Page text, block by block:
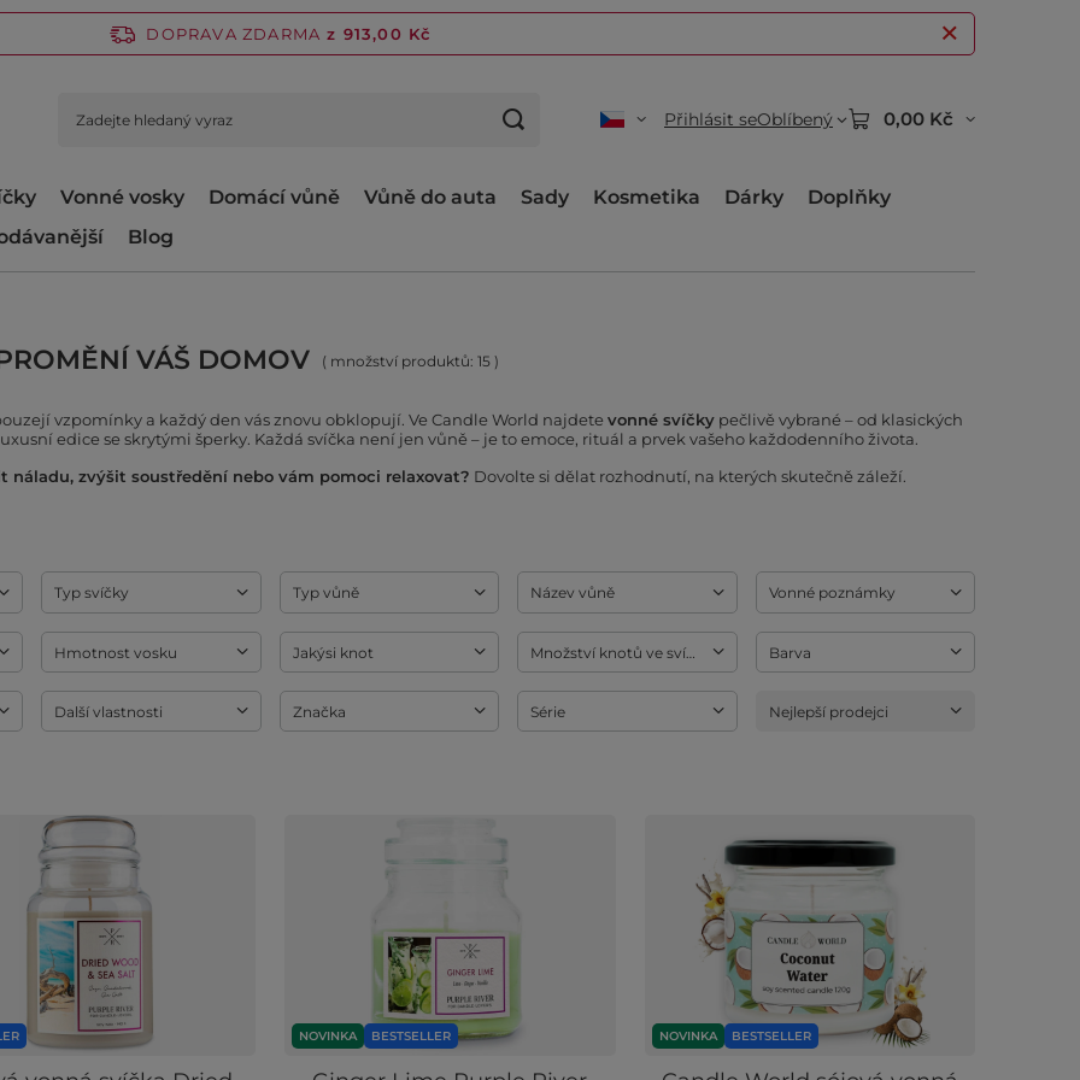
DOPRAVA ZDARMA z 913,00 Kč
Přihlásit seOblíbený 0,00 Kč
Vonné vosky Domácí vůně Vůně do auta Sady Kosmetika Dárky
Doplňky
Blog
VÁŠ DOMOV ( množství produktů: 15 )
vzpomínky a každý den vás znovu obklopují. Ve Candle World najdete vonné svíčky pečlivě vybrané – od klasických
edice se skrytými šperky. Každá svíčka není jen vůně – je to emoce, rituál a prvek vašeho každodenního života.
náladu, zvýšit soustředění nebo vám pomoci relaxovat? Dovolte si dělat rozhodnutí, na kterých skutečně záleží.
Typ svíčky Typ vůně Název vůně Vonné poznámky
Hmotnost vosku Jakýsi knot Množství knotů ve svíčce Barva
Další vlastnosti Značka Série Nejlepší prodejci
NOVINKA BESTSELLER NOVINKA BESTSELLER